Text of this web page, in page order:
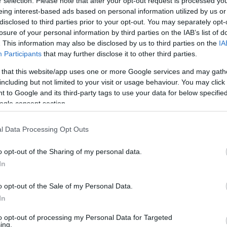
interest-based ads based on personal information utilized by us
to third parties prior to your opt-out. You may separately
of your personal information by third parties on the IAB’s list of
This information may also be disclosed by us to third parties on the
Participants that may further disclose it to other third parties.
that this website/app uses one or more Google services and may
but not limited to your visit or usage behaviour. You may
to Google and its third-party tags to use your data for below
consent section.
Data Processing Opt Outs
opt-out of the Sharing of my personal data.
opt-out of the Sale of my Personal Data.
opt-out of processing my Personal Data for Targeted
legjobb 1996-os album és persze a magyar zenei élet húsz
évvel ezelőtti helyzete
- Front cikkben a Quimby beszél negyedszázadnyi zenei
környezeti átalakulásról, Tusványosról és megmutatjuk az
új lemez borítóját is
-Zeneiparban folytatjuk az előretekintést, egy kelet-
európai terjesztésért felelős brit szakember, a novemberi
2021-es esélyeit
tel
nyolcvanas évekbeli fotót mutató
Bad Seeds -albumrólPogár László(Black Bartók
, Jenny Hval stb.) valamint a legjobb friss elektronikus
válogatóProgramajánlónk élen azElectronic Beats